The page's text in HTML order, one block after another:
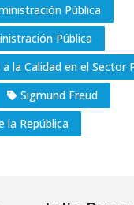
Pública
Pública
la Calidad en el Sector
Sigmund Freud
la República